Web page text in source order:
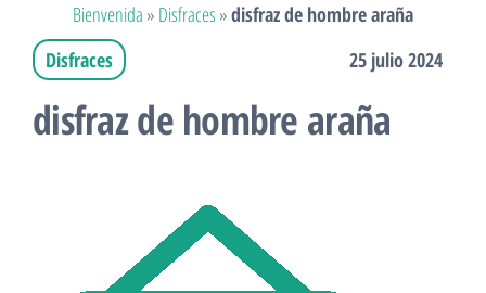
Bienvenida » Disfraces »disfraz de hombre araña
Disfraces
25 julio 2024
disfraz de hombre araña